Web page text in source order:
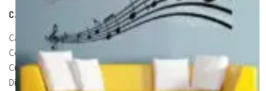
CATEGORÍAS DE PRODUCTOS
Carteles Para Puertas(3)
Cocina (13)
Cuadros en Vinilos
(105)
Diseños en Vinilo
(8)